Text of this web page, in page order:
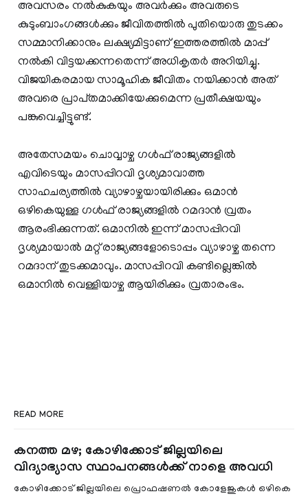
അവസരം നല്‍കുകയും അവര്‍ക്കും അവരുടെ
കുടുംബാംഗങ്ങള്‍‍ക്കും ജീവിതത്തില്‍ പുതിയൊരു തുടക്കം
സമ്മാനിക്കാനും ലക്ഷ്യമിട്ടാണ് ഇത്തരത്തില്‍ മാപ്പ്
നല്‍കി വിട്ടയക്കന്നതെന്ന് അധികൃതര്‍ അറിയിച്ചു.
വിജയികരമായ സാമൂഹിക ജീവിതം നയിക്കാന്‍ അത്
അവരെ പ്രാപ്‍തമാക്കിയേക്കുമെന്ന പ്രതീക്ഷയയും
പങ്കുവെച്ചിട്ടുണ്ട്.
അതേസമയം ചൊവ്വാഴ്ച ഗള്‍ഫ് രാജ്യങ്ങളില്‍
എവിടെയും മാസപ്പിറവി ദൃശ്യമാവാത്ത
സാഹചര്യത്തില്‍ വ്യാഴാഴ്ചയായിരിക്കും ഒമാന്‍
ഒഴികെയുള്ള ഗള്‍ഫ് രാജ്യങ്ങളില്‍ റമദാന്‍ വ്രതം
ആരംഭിക്കുന്നത്. ഒമാനില്‍ ഇന്ന് മാസപ്പിറവി
ദൃശ്യമായാല്‍ മറ്റ് രാജ്യങ്ങളോടൊപ്പം വ്യാഴാഴ്ച തന്നെ
റമദാന് തുടക്കമാവും. മാസപ്പിറവി കണ്ടില്ലെങ്കില്‍
ഒമാനില്‍ വെള്ളിയാഴ്ച ആയിരിക്കും വ്രതാരംഭം.
READ MORE
കനത്ത മഴ; കോഴിക്കോട് ജില്ലയിലെ
വിദ്യാഭ്യാസ സ്ഥാപനങ്ങൾക്ക് നാളെ അവധി
കോഴിക്കോട് ജില്ലയിലെ പ്രൊഫഷണൽ കോളേജുകൾ ഒഴികെ